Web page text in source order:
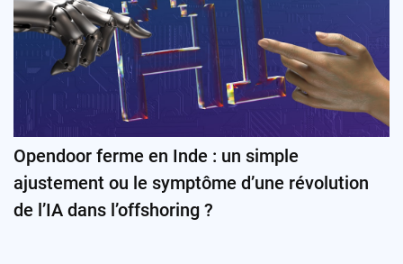
Opendoor ferme en Inde : un simple
ajustement ou le symptôme d’une révolution
de l’IA dans l’offshoring ?